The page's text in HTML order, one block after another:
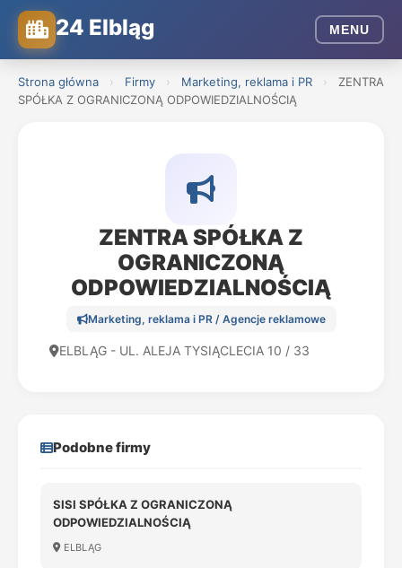
24 Elbląg MENU
Strona główna › Firmy › Marketing, reklama i PR ›
ZENTRA
SPÓŁKA Z OGRANICZONĄ ODPOWIEDZIALNOŚCIĄ
ZENTRA SPÓŁKA Z
OGRANICZONĄ
ODPOWIEDZIALNOŚCIĄ
Marketing, reklama i PR / Agencje reklamowe
ELBLĄG - UL. ALEJA TYSIĄCLECIA 10 / 33
Podobne firmy
SISI SPÓŁKA Z OGRANICZONĄ
ODPOWIEDZIALNOŚCIĄ
ELBLĄG